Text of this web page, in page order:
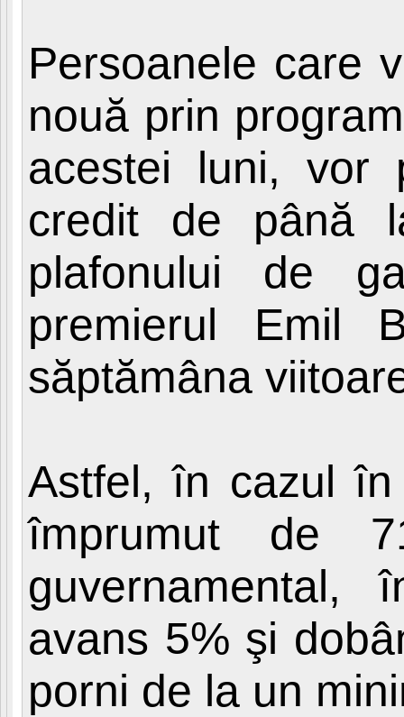
Persoanele care
nouă prin
acestei luni, vor
credit de până
plafonului de
premierul Emil
săptămâna
Astfel, în cazul
împrumut de
avans 5% şi
porni de la un